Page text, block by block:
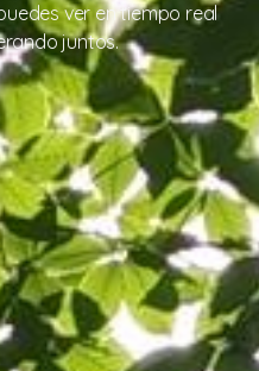
ver en tiempo real
juntos.